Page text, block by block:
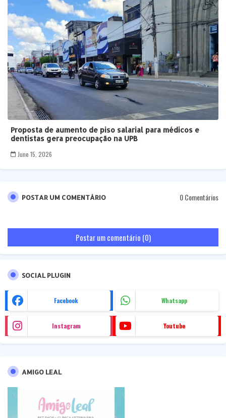
Proposta de aumento de piso salarial para médicos e
dentistas gera preocupação na UPB
June 15, 2026
POSTAR UM COMENTÁRIO 0 Comentários
Postar um comentário (0)
SOCIAL PLUGIN
Facebook Whatsapp
Instagram Youtube
AMIGO LEAL